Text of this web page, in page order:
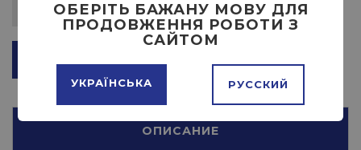
ОПИСАНИЕ
ОБЕРІТЬ БАЖАНУ МОВУ ДЛЯ
ПРОДОВЖЕННЯ РОБОТИ З
САЙТОМ
УКРАЇНСЬКА РУССКИЙ